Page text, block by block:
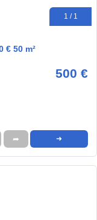
1 / 1
€ 50 m²
500 €
➦ ➜